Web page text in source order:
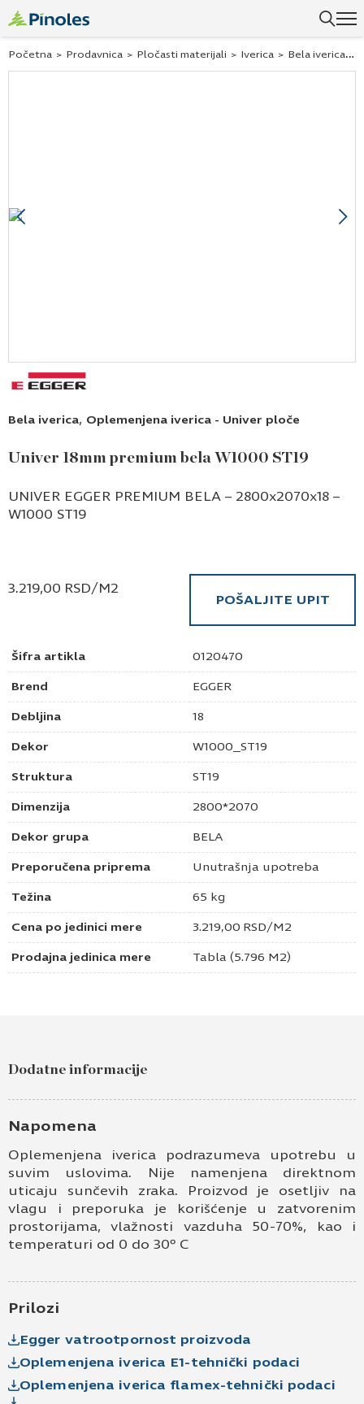
Početna > Prodavnica > Pločasti materijali > Iverica > Bela iverica >
Previous
Bela iverica, Oplemenjena iverica - Univer ploče
Univer 18mm premium bela W1000 ST19
Šifra artikla 0120470
Brend EGGER
Debljina 18
Dekor W1000_ST19
Struktura ST19
Dimenzija 2800*2070
Dekor grupa BELA
Preporučena priprema Unutrašnja upotreba
Težina 65 kg
Cena po jedinici mere 3.219,00 RSD/M2
Prodajna jedinica mere Tabla (5.796 M2)
UNIVER EGGER PREMIUM BELA – 2800x2070x18 –
W1000 ST19
3.219,00 RSD/M2
POŠALJITE UPIT
Ime i prezime
Kontakt telefon
privatnosti*
Prijavljujem se za vesti i obaveštenja putem
elektronske pošte.
Dodatne informacije
Napomena
Oplemenjena iverica podrazumeva upotrebu u
suvim uslovima. Nije namenjena direktnom
uticaju sunčevih zraka. Proizvod je osetljiv na
vlagu i preporuka je korišćenje u zatvorenim
prostorijama, vlažnosti vazduha 50-70%, kao i
temperaturi od 0 do 30º C
Prilozi
Egger vatrootpornost proizvoda
Oplemenjena iverica E1-tehnički podaci
Oplemenjena iverica flamex-tehnički podaci